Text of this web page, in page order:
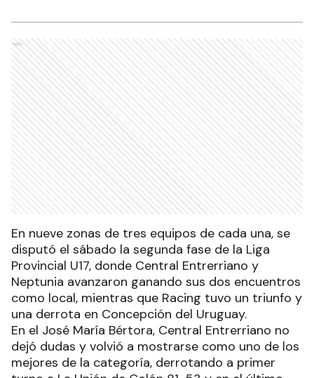
Ads
En nueve zonas de tres equipos de cada una, se
disputó el sábado la segunda fase de la Liga
Provincial U17, donde Central Entrerriano y
Neptunia avanzaron ganando sus dos encuentros
como local, mientras que Racing tuvo un triunfo y
una derrota en Concepción del Uruguay.
En el José María Bértora, Central Entrerriano no
dejó dudas y volvió a mostrarse como uno de los
mejores de la categoría, derrotando a primer